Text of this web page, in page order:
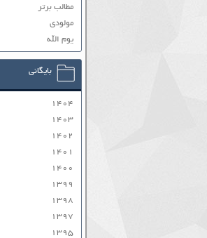
مطالب برتر
مولودی
یوم الله
بایگانی
۱۴۰۴
۱۴۰۳
۱۴۰۲
۱۴۰۱
۱۴۰۰
۱۳۹۹
۱۳۹۸
۱۳۹۷
۱۳۹۵